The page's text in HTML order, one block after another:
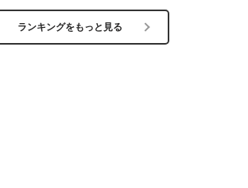
ランキングをもっと見る